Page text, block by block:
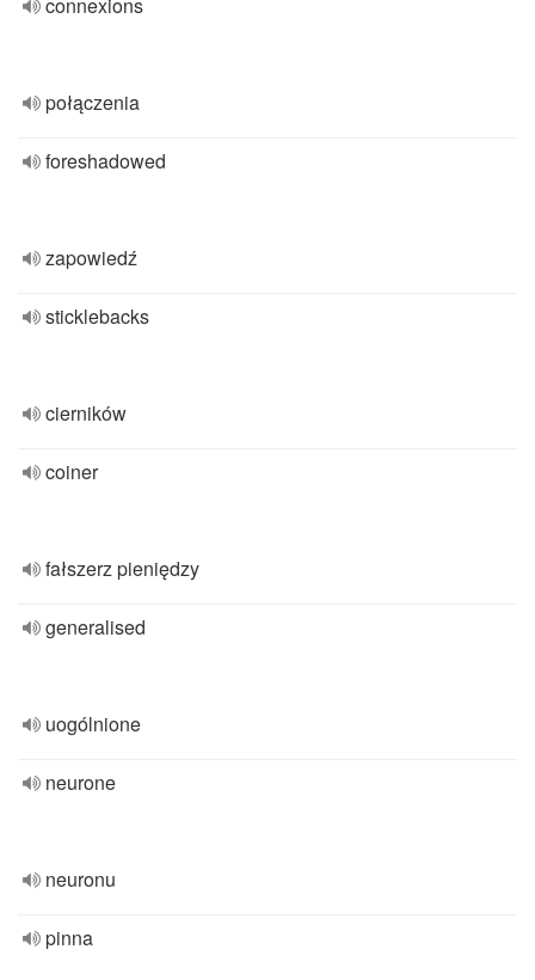
połączenia
foreshadowed
zapowiedź
sticklebacks
cierników
coiner
fałszerz pieniędzy
generalised
uogólnione
neurone
neuronu
pinna